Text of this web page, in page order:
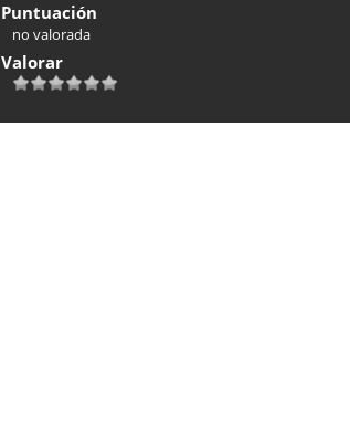
Puntuación
no valorada
Valorar